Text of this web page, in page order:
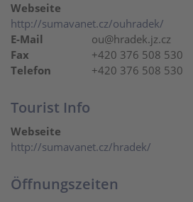
Webseite
http://sumavanet.cz/ouhradek/
E-Mail
ou@hradek.jz.cz
Fax
+420 376 508 530
Telefon
+420 376 508 530
Tourist Info
Webseite
http://sumavanet.cz/hradek/
Öffnungszeiten